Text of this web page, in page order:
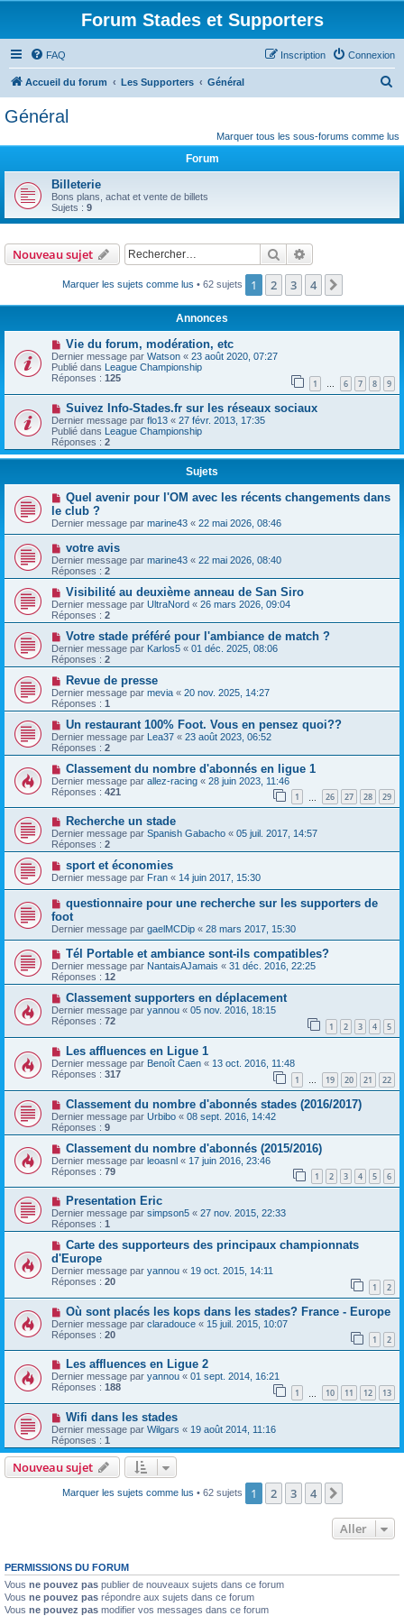
Forum Stades et Supporters
FAQ Connexion
Inscription
Accueil du forum Les Supporters Général
h
Général
Marquer tous les sous-forums comme lus
Forum
Billeterie
Bons plans, achat et vente de billets
Sujets : 9
Nouveau sujet Rechercher
Marquer les sujets comme lus • 62 sujets 1 2 3 4
Annonces
Vie du forum, modération, etc
Dernier message par Watson « 23 août 2020, 07:27
Publié dans League Championship
Réponses : 125 1 … 6 7 8 9
Suivez Info-Stades.fr sur les réseaux sociaux
Dernier message par flo13 « 27 févr. 2013, 17:35
Publié dans League Championship
Réponses : 2
Sujets
Quel avenir pour l'OM avec les récents changements dans
le club ?
Dernier message par marine43 « 22 mai 2026, 08:46
votre avis
Dernier message par marine43 « 22 mai 2026, 08:40
Réponses : 2
Visibilité au deuxième anneau de San Siro
Dernier message par UltraNord « 26 mars 2026, 09:04
Réponses : 2
Votre stade préféré pour l'ambiance de match ?
Dernier message par Karlos5 « 01 déc. 2025, 08:06
Réponses : 2
Revue de presse
Dernier message par mevia « 20 nov. 2025, 14:27
Réponses : 1
Un restaurant 100% Foot. Vous en pensez quoi??
Dernier message par Lea37 « 23 août 2023, 06:52
Réponses : 2
Classement du nombre d'abonnés en ligue 1
Dernier message par allez-racing « 28 juin 2023, 11:46
Réponses : 421 1 26 27 28 29
Recherche un stade
Dernier message par Spanish Gabacho « 05 juil. 2017, 14:57
Réponses : 2
sport et économies
Dernier message par Fran « 14 juin 2017, 15:30
questionnaire pour une recherche sur les supporters de
foot
Dernier message par gaelMCDip « 28 mars 2017, 15:30
Tél Portable et ambiance sont-ils compatibles?
Dernier message par NantaisAJamais « 31 déc. 2016, 22:25
Réponses : 12
Classement supporters en déplacement
Dernier message par yannou « 05 nov. 2016, 18:15
Réponses : 72 1 2 3 4 5
Les affluences en Ligue 1
Dernier message par Benoît Caen « 13 oct. 2016, 11:48
Réponses : 317 1 … 19 20 21 22
Classement du nombre d'abonnés stades (2016/2017)
Dernier message par Urbibo « 08 sept. 2016, 14:42
Réponses : 9
Classement du nombre d'abonnés (2015/2016)
Dernier message par leoasnl « 17 juin 2016, 23:46
Réponses : 79 1 2 3 4 5 6
Presentation Eric
Dernier message par simpson5 « 27 nov. 2015, 22:33
Réponses : 1
Carte des supporteurs des principaux championnats
d'Europe
Dernier message par yannou « 19 oct. 2015, 14:11
Réponses : 20 1 2
Où sont placés les kops dans les stades? France - Europe
Dernier message par claradouce « 15 juil. 2015, 10:07
Réponses : 20 1 2
Les affluences en Ligue 2
Dernier message par yannou « 01 sept. 2014, 16:21
Réponses : 188 1 10 11 12 13
Wifi dans les stades
Dernier message par Wilgars « 19 août 2014, 11:16
Réponses : 1
Nouveau sujet
Marquer les sujets comme lus • 62 sujets 1 2 3 4
Aller
PERMISSIONS DU FORUM
Vous ne pouvez pas publier de nouveaux sujets dans ce forum
Vous ne pouvez pas répondre aux sujets dans ce forum
Vous ne pouvez pas modifier vos messages dans ce forum